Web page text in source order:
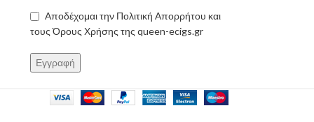
Αποδέχομαι την Πολιτική Απορρήτου και
τους Όρους Χρήσης της queen-ecigs.gr